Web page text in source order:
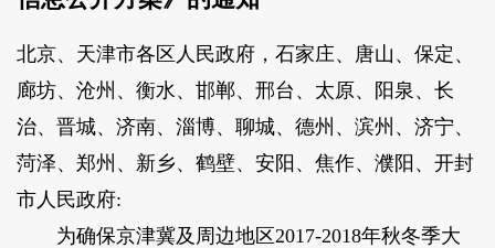
北京、天津市各区人民政府，石家庄、唐山、保定、
廊坊、沧州、衡水、邯郸、邢台、太原、阳泉、长
治、晋城、济南、淄博、聊城、德州、滨州、济宁、
菏泽、郑州、新乡、鹤壁、安阳、焦作、濮阳、开封
市人民政府:
为确保京津冀及周边地区2017-2018年秋冬季大